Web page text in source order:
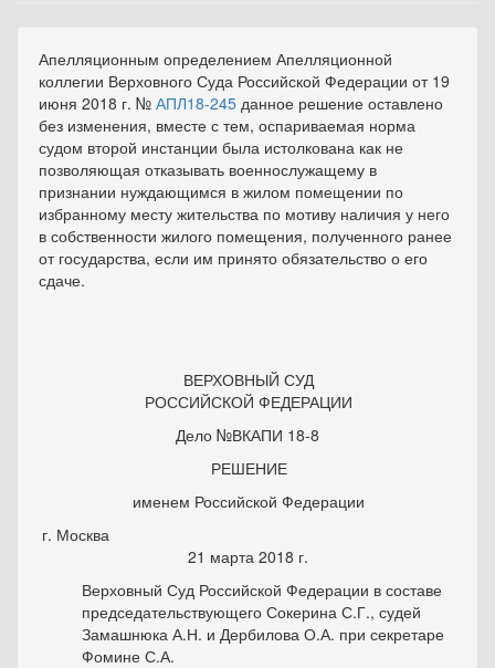
Апелляционным определением Апелляционной
коллегии Верховного Суда Российской Федерации от 19
июня 2018 г. № АПЛ18-245 данное решение оставлено
без изменения, вместе с тем, оспариваемая норма
судом второй инстанции была истолкована как не
позволяющая отказывать военнослужащему в
признании нуждающимся в жилом помещении по
избранному месту жительства по мотиву наличия у него
в собственности жилого помещения, полученного ранее
от государства, если им принято обязательство о его
сдаче.
ВЕРХОВНЫЙ СУД
РОССИЙСКОЙ ФЕДЕРАЦИИ
Дело №ВКАПИ 18-8
РЕШЕНИЕ
именем Российской Федерации
г. Москва
21 марта 2018 г.
Верховный Суд Российской Федерации в составе
председательствующего Сокерина С.Г., судей
Замашнюка А.Н. и Дербилова О.А. при секретаре
Фомине С.А.